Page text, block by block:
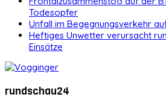
Todesopfer
Unfall im Begegnungsverkehr
Heftiges Unwetter verursacht
Einsätze
rundschau24